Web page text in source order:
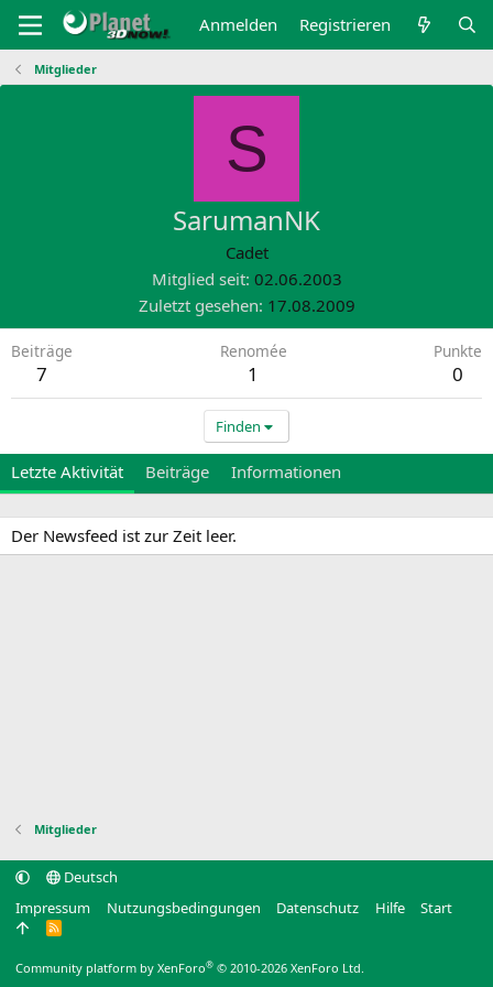
Anmelden Registrieren
Mitglieder
S
SarumanNK
Cadet
Mitglied seit 02.06.2003
Zuletzt gesehen 17.08.2009
Beiträge
7
Renomée
1
Punkte
0
Finden
Letzte Aktivität Beiträge Informationen
Der Newsfeed ist zur Zeit leer.
Mitglieder
Deutsch
Impressum
Nutzungsbedingungen Datenschutz Hilfe Start
R
Community platform by XenForo® © 2010-2026 XenForo Ltd.